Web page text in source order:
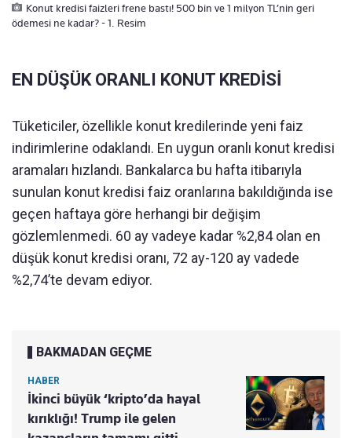
Konut kredisi faizleri frene bastı! 500 bin ve 1 milyon TL’nin geri
ödemesi ne kadar? - 1. Resim
EN DÜŞÜK ORANLI KONUT KREDİSİ
Tüketiciler, özellikle konut kredilerinde yeni faiz
indirimlerine odaklandı. En uygun oranlı konut kredisi
aramaları hızlandı. Bankalarca bu hafta itibarıyla
sunulan konut kredisi faiz oranlarına bakıldığında ise
geçen haftaya göre herhangi bir değişim
gözlemlenmedi. 60 ay vadeye kadar %2,84 olan en
düşük konut kredisi oranı, 72 ay-120 ay vadede
%2,74’te devam ediyor.
BAKMADAN GEÇME
HABER
İkinci büyük ‘kripto’da hayal
kırıklığı! Trump ile gelen